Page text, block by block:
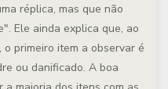
réplica, mas que não
Ele ainda explica que, ao
primeiro item a observar é
ou danificado. A boa